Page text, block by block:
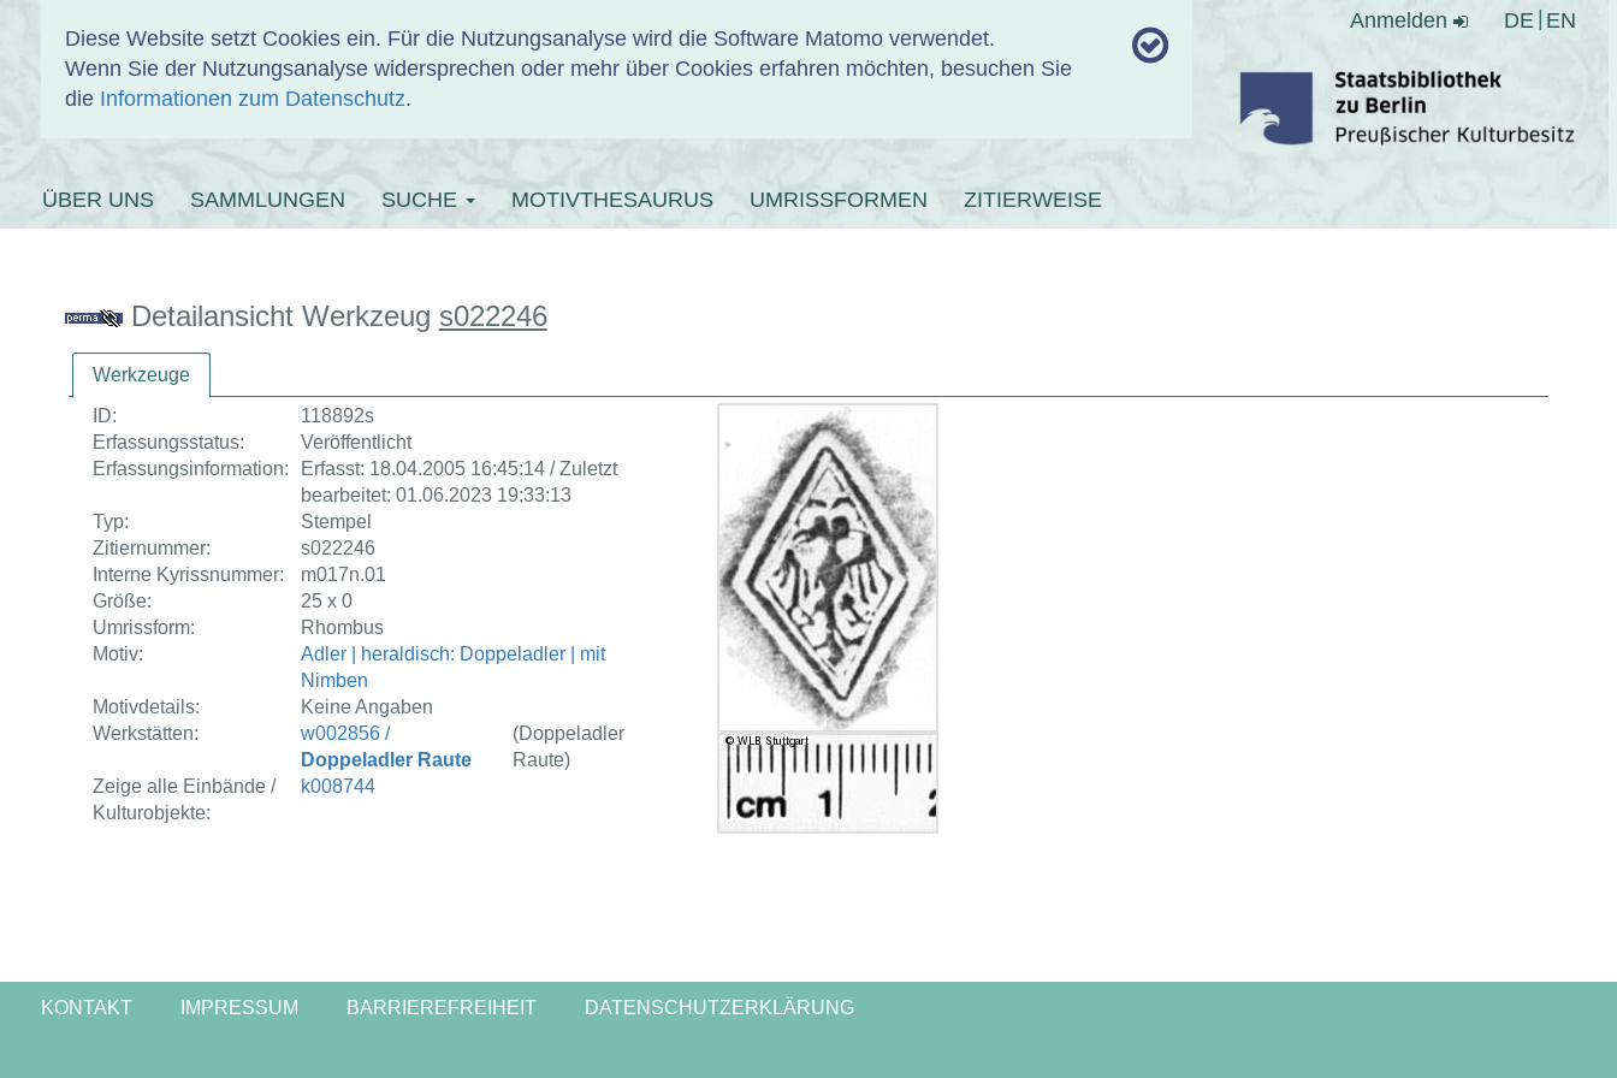
Diese Website setzt Cookies ein. Für die Nutzungsanalyse wird die Software Matomo verwendet.
Wenn Sie der Nutzungsanalyse widersprechen oder mehr über Cookies erfahren möchten, besuchen Sie
die Informationen zum Datenschutz.
Anmelden DE EN
EINBANDDATENBANK
ÜBER UNS SAMMLUNGEN SUCHE MOTIVTHESAURUS UMRISSFORMEN ZITIERWEISE
Detailansicht Werkzeug s022246
Werkzeuge
ID:
118892s
Erfassungsstatus:
Veröffentlicht
Erfassungsinformation:
Erfasst: 18.04.2005 16:45:14 / Zuletzt
bearbeitet: 01.06.2023 19:33:13
Typ:
Stempel
Zitiernummer:
s022246
Interne Kyrissnummer:
m017n.01
Größe:
25 x 0
Umrissform:
Rhombus
Motiv:
Adler | heraldisch: Doppeladler | mit
Nimben
Motivdetails:
Keine Angaben
Werkstätten:
w002856 /
Doppeladler Raute
(Doppeladler
Raute)
Zeige alle Einbände /
Kulturobjekte:
k008744
KONTAKT IMPRESSUM BARRIEREFREIHEIT DATENSCHUTZERKLÄRUNG